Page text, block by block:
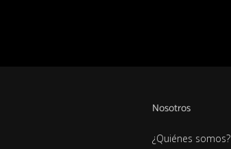
Nosotros
¿Quiénes somos?